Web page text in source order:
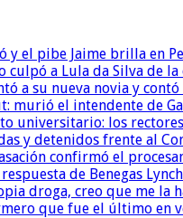
y el pibe Jaime brilla en
culpó a Lula da Silva de
a su nueva novia y
murió el intendente de
universitario: los
y detenidos frente al
confirmó el
de Benegas
droga, creo que me la
que fue el último en